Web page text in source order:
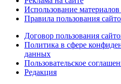
Использование
Правила пользования
Договор пользования
Политика в сфере
данных
Пользовательское
Редакция